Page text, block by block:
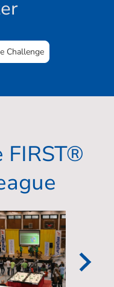
Challenge